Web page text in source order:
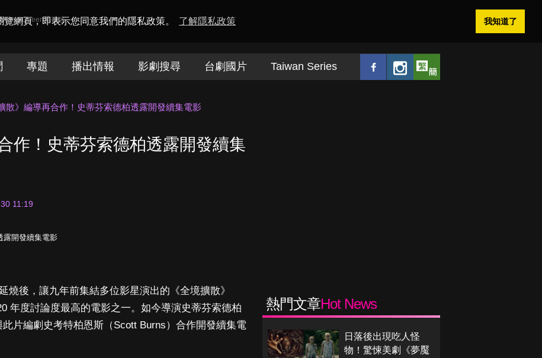
網頁，即表示您同意我們的隱私政策。 了解隱私政策 我知道了
DramaQueen電視迷
專題 播出情報 影劇搜尋 台劇國片 Taiwan Series
散》編導再合作！史蒂芬索德柏透露開發續集電影
作！史蒂芬索德柏透露開發續集
11:19
燒後，讓九年前集結多位影星演出的《全境擴散》
年度討論度最高的電影之一。如今導演史蒂芬索德柏
此片編劇史考特柏恩斯（Scott Burns）合作開發續集電
熱門文章Hot News
日落後出現吃人怪
物！驚悚美劇《夢魘